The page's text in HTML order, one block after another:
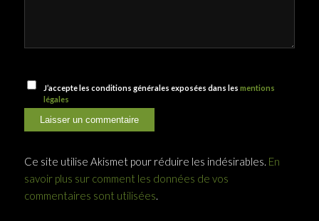
J’accepte les conditions générales exposées dans lesmentions
légales
Ce site utilise Akismet pour réduire les indésirables. En
savoir plus sur comment les données de vos
commentaires sont utilisées.